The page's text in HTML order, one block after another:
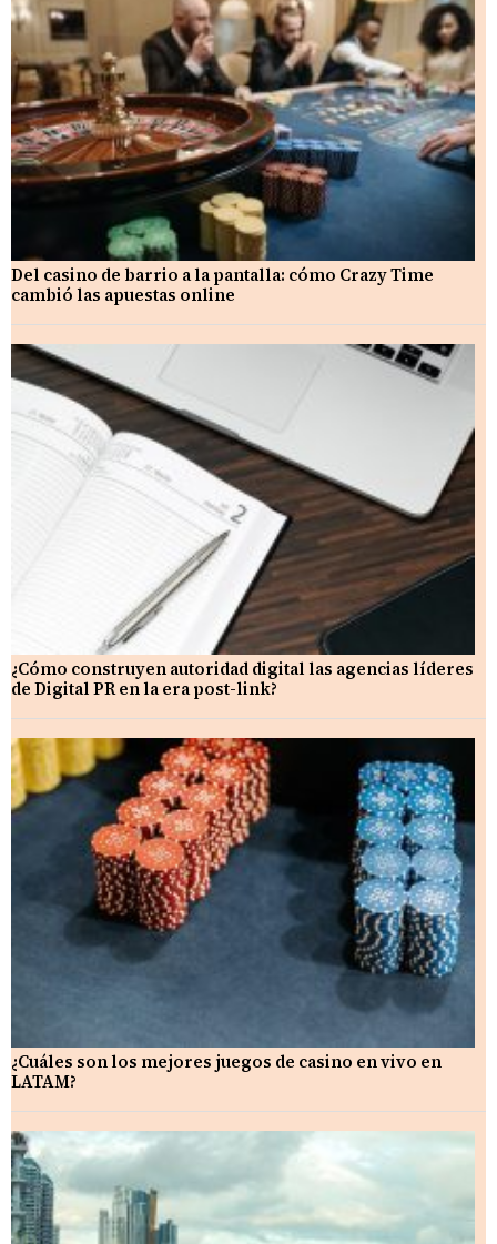
Del casino de barrio a la pantalla: cómo Crazy Time
cambió las apuestas online
¿Cómo construyen autoridad digital las agencias líderes
de Digital PR en la era post-link?
¿Cuáles son los mejores juegos de casino en vivo en
LATAM?